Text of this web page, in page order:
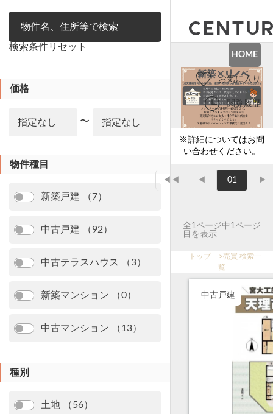
検索条件リセット
価格
〜
物件種目
新築戸建 （7）
中古戸建 （92）
中古テラスハウス （3）
新築マンション （0）
中古マンション （13）
種別
土地 （56）
HOME
お気に入り
閲覧履歴
※詳細についてはお問
い合わせください。
◀◀ ◀ 01 ▶
全1ページ中1ページ
目を表示
トップ >売買 検索一
覧
中古戸建